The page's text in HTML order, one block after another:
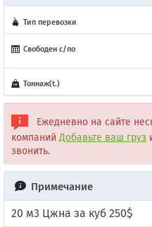
Тип перевозки
Свободен с/по
Тоннаж(t.)
Ежедневно на сайте
компанийДобавьте ваш груз
звонить.
Примечание
20 м3 Цжна за куб 250$